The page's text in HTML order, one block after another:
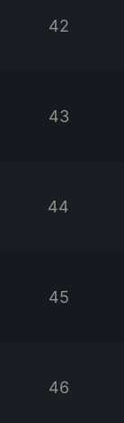
42
43
44
45
46